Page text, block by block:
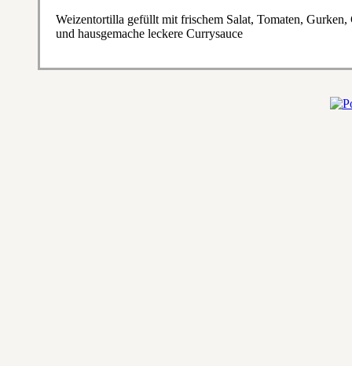
Weizentortilla gefüllt mit frischem Salat, Tomaten,
und hausgemache leckere Currysauce